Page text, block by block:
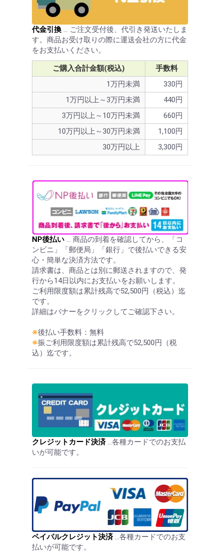
代金引換 … ご注文受付後、代引き発送いたしま
す。商品お受け取りの際に運送会社の方に代金
をお支払いください。
ご購入合計金額(税込)
手数料
1万円未満
330円
1万円以上～3万円未満
440円
3万円以上～10万円未満
660円
10万円以上～30万円未満
1,100円
30万円以上
3,300円
NP後払い … 商品の到着を確認してから、「コ
ンビニ」「郵便局」「銀行」で後払いできる安
心・簡単な決済方法です。
請求書は、商品とは別に郵送されますので、発
行から14日以内にお支払いをお願いします。
ご利用限度額は累計残高で52,500円（税込）迄
です。
詳細はバナーをクリックしてご確認下さい。
※後払い手数料：無料
※振ご利用限度額は累計残高で52,500円（税
込）迄です。
クレジットカード決済…各種カードでのお支払
いが可能です。
ペイパルクレジット決済…各種カードでのお支
払いが可能です。